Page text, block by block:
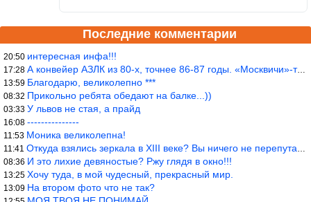
Последние комментарии
20:50 интересная инфа!!!
17:28 А конвейер АЗЛК из 80-х, точнее 86-87 годы. «Москвичи»-то из пер
13:59 Благодарю, великолепно ***
08:32 Прикольно ребята обедают на балке...))
03:33 У львов не стая, а прайд
16:08 ---------------
11:53 Моника великолепна!
11:41 Откуда взялись зеркала в XIII веке? Вы ничего не перепутали?
08:36 И это лихие девяностые? Ржу глядя в окно!!!
13:25 Хочу туда, в мой чудесный, прекрасный мир.
13:09 На втором фото что не так?